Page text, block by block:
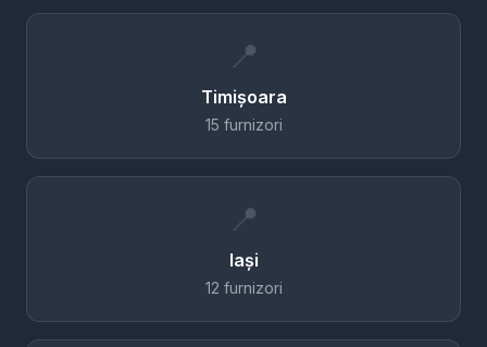
📍
Timișoara
15 furnizori
📍
Iași
12 furnizori